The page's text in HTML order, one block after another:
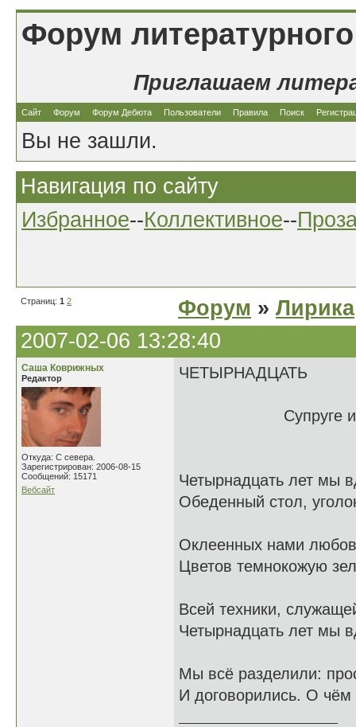
Форум
Приглашаем
Сайт Форум Форум Дебюта Пользователи Правила Поиск
Вы не зашли.
Навигация по сайту
Избранное--Коллективное--
Страниц: 1 2 Форум » Лирика
2007-02-06 13:28:40
Саша Коврижных
Редактор
Откуда: С севера.
Зарегистрирован: 2006-08-15
Сообщений: 15171
Вебсайт
ЧЕТЫРНАДЦАТЬ
Супруге и
Четырнадцать лет мы
Обеденный стол,
Оклеенных нами
Цветов темнокожую
Всей техники,
Четырнадцать лет мы
Мы всё разделили:
И договорились. О чём